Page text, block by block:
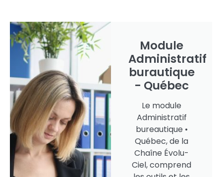
Module
Administratif
burautique
- Québec
Le module
Administratif
bureautique •
Québec, de la
Chaîne Évolu-
Ciel, comprend